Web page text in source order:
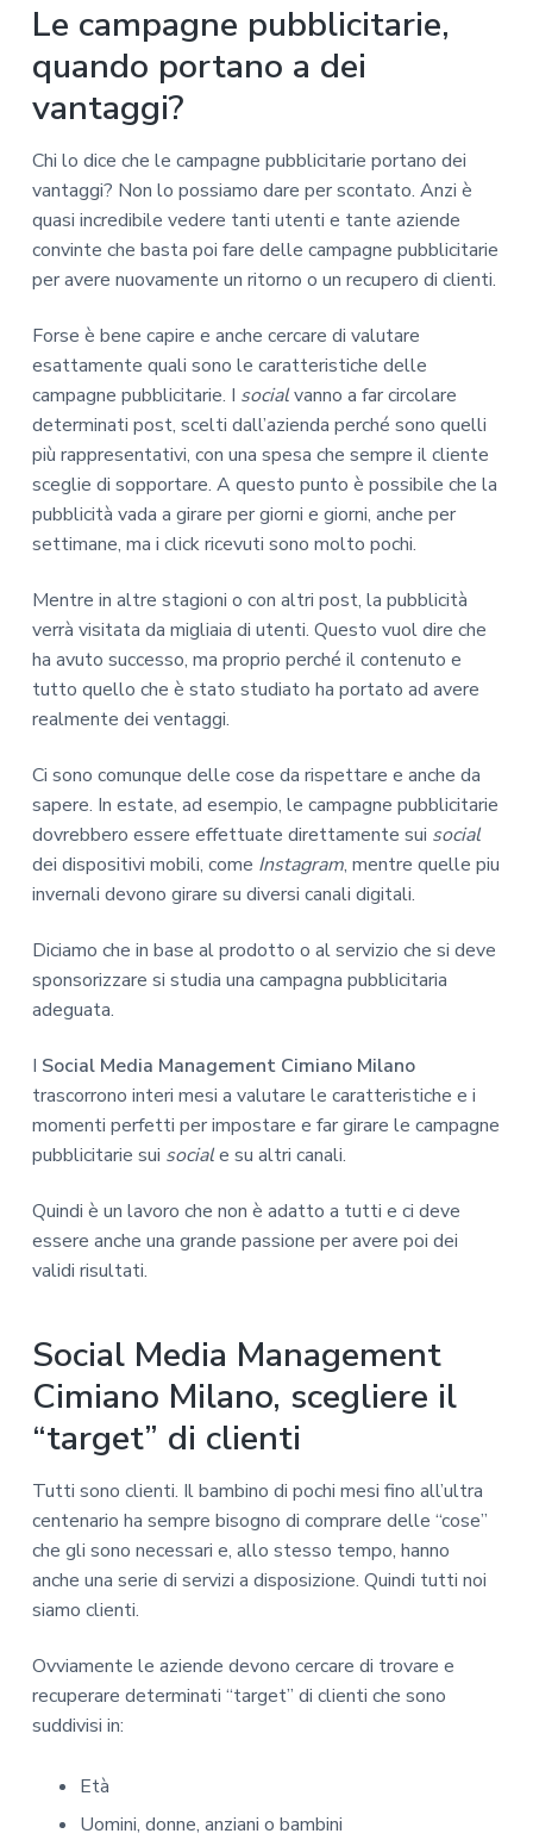
Le campagne pubblicitarie,
quando portano a dei
vantaggi?
Chi lo dice che le campagne pubblicitarie portano dei
vantaggi? Non lo possiamo dare per scontato. Anzi è
quasi incredibile vedere tanti utenti e tante aziende
convinte che basta poi fare delle campagne pubblicitarie
per avere nuovamente un ritorno o un recupero di clienti.
Forse è bene capire e anche cercare di valutare
esattamente quali sono le caratteristiche delle
campagne pubblicitarie. I socialvanno a far circolare
determinati post, scelti dall’azienda perché sono quelli
più rappresentativi, con una spesa che sempre il cliente
sceglie di sopportare. A questo punto è possibile che la
pubblicità vada a girare per giorni e giorni, anche per
settimane, ma i click ricevuti sono molto pochi.
Mentre in altre stagioni o con altri post, la pubblicità
verrà visitata da migliaia di utenti. Questo vuol dire che
ha avuto successo, ma proprio perché il contenuto e
tutto quello che è stato studiato ha portato ad avere
realmente dei ventaggi.
Ci sono comunque delle cose da rispettare e anche da
sapere. In estate, ad esempio, le campagne pubblicitarie
dovrebbero essere effettuate direttamente sui social
dei dispositivi mobili, come Instagram, mentre quelle piu
invernali devono girare su diversi canali digitali.
Diciamo che in base al prodotto o al servizio che si deve
sponsorizzare si studia una campagna pubblicitaria
adeguata.
I Social Media Management Cimiano Milano
trascorrono interi mesi a valutare le caratteristiche e i
momenti perfetti per impostare e far girare le campagne
pubblicitarie sui sociale su altri canali.
Quindi è un lavoro che non è adatto a tutti e ci deve
essere anche una grande passione per avere poi dei
validi risultati.
Social Media Management
Cimiano Milano, scegliere il
“target” di clienti
Tutti sono clienti. Il bambino di pochi mesi fino all’ultra
centenario ha sempre bisogno di comprare delle “cose”
che gli sono necessari e, allo stesso tempo, hanno
anche una serie di servizi a disposizione. Quindi tutti noi
siamo clienti.
Ovviamente le aziende devono cercare di trovare e
recuperare determinati “target” di clienti che sono
suddivisi in:
Età
Uomini, donne, anziani o bambini